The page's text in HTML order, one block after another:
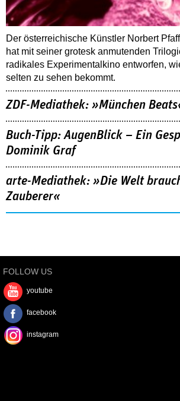
Der österreichische Künstler Norbert
hat mit seiner grotesk anmutenden
radikales Experimentalkino entworfen,
selten zu sehen bekommt.
ZDF-Mediathek: »München
Buch-Tipp: AugenBlick – Ein
Dominik Graf
arte-Mediathek: »Die Welt
Zauberer«
FOLLOW US
youtube
facebook
instagram